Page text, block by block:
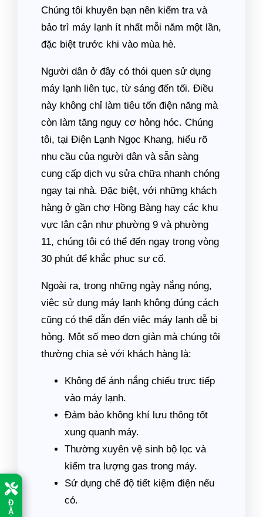
Đ
Ặ
Chúng tôi khuyên bạn nên kiểm tra và
bảo trì máy lạnh ít nhất mỗi năm một lần,
đặc biệt trước khi vào mùa hè.
Người dân ở đây có thói quen sử dụng
máy lạnh liên tục, từ sáng đến tối. Điều
này không chỉ làm tiêu tốn điện năng mà
còn làm tăng nguy cơ hỏng hóc. Chúng
tôi, tại Điện Lạnh Ngọc Khang, hiểu rõ
nhu cầu của người dân và sẵn sàng
cung cấp dịch vụ sửa chữa nhanh chóng
ngay tại nhà. Đặc biệt, với những khách
hàng ở gần chợ Hồng Bàng hay các khu
vực lân cận như phường 9 và phường
11, chúng tôi có thể đến ngay trong vòng
30 phút để khắc phục sự cố.
Ngoài ra, trong những ngày nắng nóng,
việc sử dụng máy lạnh không đúng cách
cũng có thể dẫn đến việc máy lạnh dễ bị
hỏng. Một số mẹo đơn giản mà chúng tôi
thường chia sẻ với khách hàng là:
Không để ánh nắng chiếu trực tiếp
vào máy lạnh.
Đảm bảo không khí lưu thông tốt
xung quanh máy.
Thường xuyên vệ sinh bộ lọc và
kiểm tra lượng gas trong máy.
Sử dụng chế độ tiết kiệm điện nếu
có.